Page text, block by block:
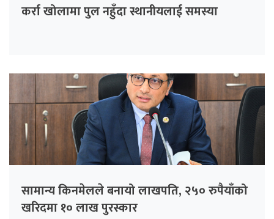
कर्रा खोलामा पुल नहुँदा स्थानीयलाई समस्या
सामान्य किनमेलले बनायो लाखपति, २५० रुपैयाँको
खरिदमा १० लाख पुरस्कार